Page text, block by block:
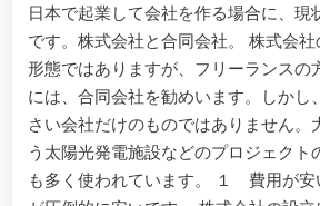
日本で起業して会社を作る場合に、現
です。株式会社と合同会社。 株式会
形態ではありますが、フリーランスの
には、合同会社を勧めいます。しかし
さい会社だけのものではありません。
う太陽光発電施設などのプロジェクト
も多く使われています。 １ 費用が安